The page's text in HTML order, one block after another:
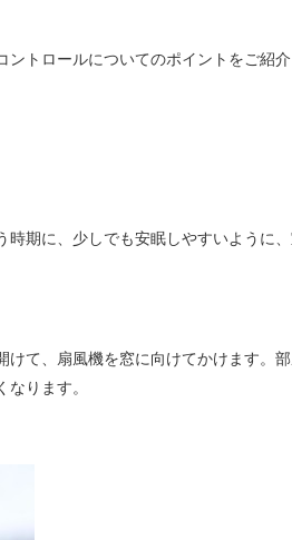
トロールについてのポイントをご紹
期に、少しでも安眠しやすいように
て、扇風機を窓に向けてかけます。
ります。